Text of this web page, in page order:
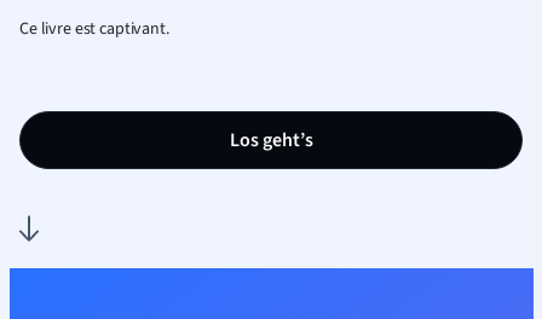
Ce livre est captivant.
Los geht’s